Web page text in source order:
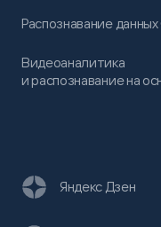
Распознавание данных
Видеоаналитика
и распознавание на
Яндекс Дзен